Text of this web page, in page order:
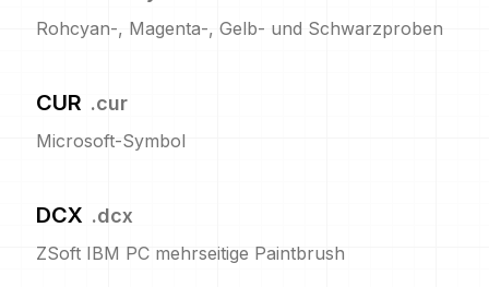
Rohcyan-, Magenta-, Gelb- und Schwarzproben
CUR .cur
Microsoft-Symbol
DCX .dcx
ZSoft IBM PC mehrseitige Paintbrush